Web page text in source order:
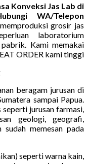
Konveksi Jas Lab di
WA/Telepon
grosir jas
laboratorium
Kami memakai
ORDER kami tinggi
beragam jurusan di
sampai Papua.
seperti jurusan farmasi,
geologi, geografi,
sudah memesan pada
seperti warna kain,